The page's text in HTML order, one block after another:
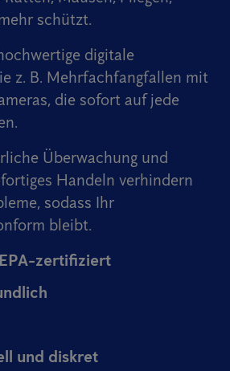
schützt.
digitale
z. B. Mehrfachfangfallen mit
die sofort auf jede
Überwachung und
Handeln verhindern
sodass Ihr
bleibt.
zertifiziert
und diskret